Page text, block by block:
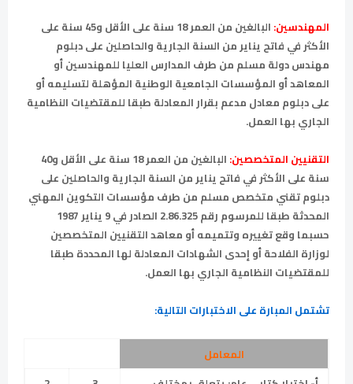
المهندسين:
البالغين من العمر 18 سنة على الأقل و45 سنة على
الأكثر في فاتح يناير من السنة الجارية والحاصلين على دبلوم
مهندس دولة مسلم من طرف المدارس العليا للمهندسين أو
المعاهد أو المؤسسات الجامعية الوطنية المؤهلة لتسليمه أو
على دبلوم معادل مدعم بقرار المعادلة طبقا للمقتضيات النظامية
الجاري بها العمل.
التقنيين المتخصصين:
البالغين من العمر 18 سنة على الأقل و40
سنة على الأكثر في فاتح يناير من السنة الجارية والحاصلين على
دبلوم تقني متخصص مسلم من طرف مؤسسات التكوين المهني
المحدثة طبقا للمرسوم رقم 2.86.325 الصادر في 9 يناير 1987
حسبما وقع تغييره وتتميمه أو معاهد التقنيين المتخصصين
لوزارة الفلاحة أو إحدى الشهادات المعادلة لها المحددة طبقا
للمقتضيات النظامية الجاري بها العمل.
تشتمل المبارة على الاختبارات التالية:
المعامل